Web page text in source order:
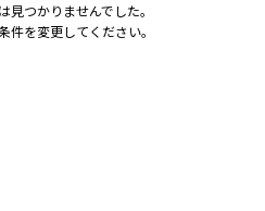
見つかりませんでした。
件を変更してください。